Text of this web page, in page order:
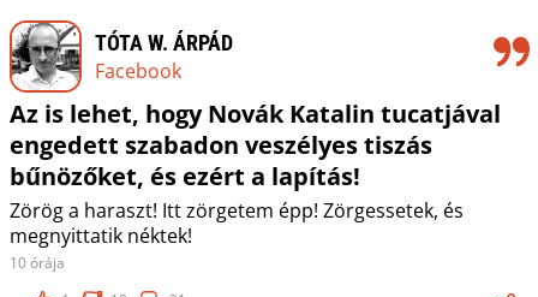
TÓTA W. ÁRPÁD
Facebook
Az is lehet, hogy Novák Katalin tucatjával
engedett szabadon veszélyes tiszás
bűnözőket, és ezért a lapítás!
Zörög a haraszt! Itt zörgetem épp! Zörgessetek, és
megnyittatik néktek!
10 órája